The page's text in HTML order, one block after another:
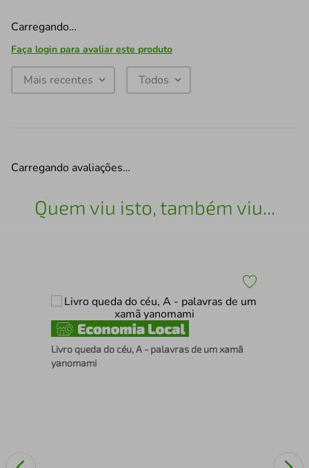
Carregando…
Faça login para avaliar este produto
Mais recentes Todos
Carregando avaliações…
Quem viu isto, também viu...
Livro queda do céu, A - palavras de um xamã
yanomami